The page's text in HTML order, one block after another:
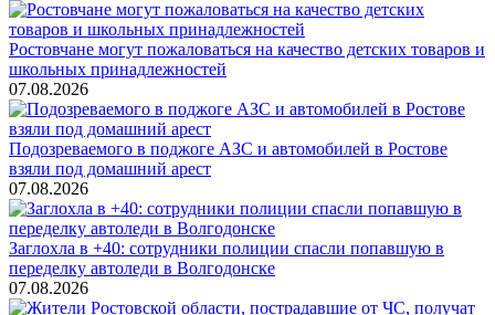
Ростовчане могут пожаловаться на качество детских товаров и
школьных принадлежностей
07.08.2026
Подозреваемого в поджоге АЗС и автомобилей в Ростове
взяли под домашний арест
07.08.2026
Заглохла в +40: сотрудники полиции спасли попавшую в
переделку автоледи в Волгодонске
07.08.2026